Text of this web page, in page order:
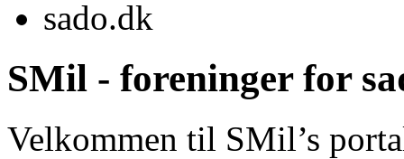
sado.dk
SMil - foreninger for
Velkommen til SMil’s